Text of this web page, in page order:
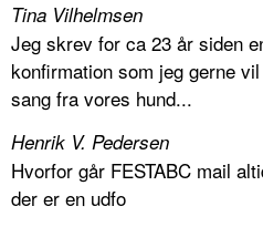
Tina Vilhelmsen
Jeg skrev for ca 23 år siden
konfirmation som jeg gerne
sang fra vores hund...
Henrik V. Pedersen
Hvorfor går FESTABC mail
der er en udfo